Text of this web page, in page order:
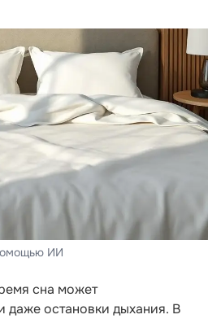
ИИ
сна может
даже остановки дыхания. В